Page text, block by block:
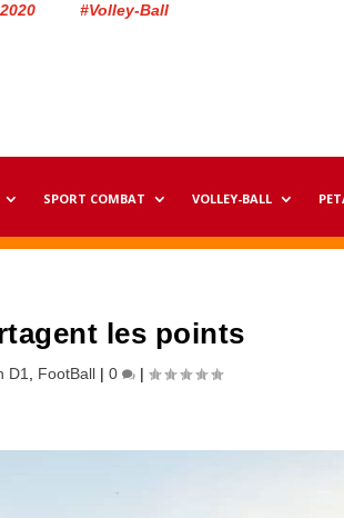
2020 #Volley-Ball
SPORT COMBAT VOLLEY-BALL
les points
D1 FootBall| 0 |